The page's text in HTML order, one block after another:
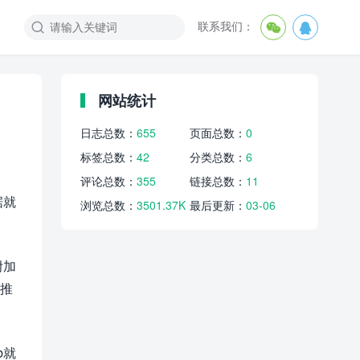
联系我们：  

就
网站统计
日志总数： 655 页面总数： 0
标签总数： 42 分类总数： 6
评论总数： 355 链接总数： 11
浏览总数： 3501.37K 最后更新： 03-06